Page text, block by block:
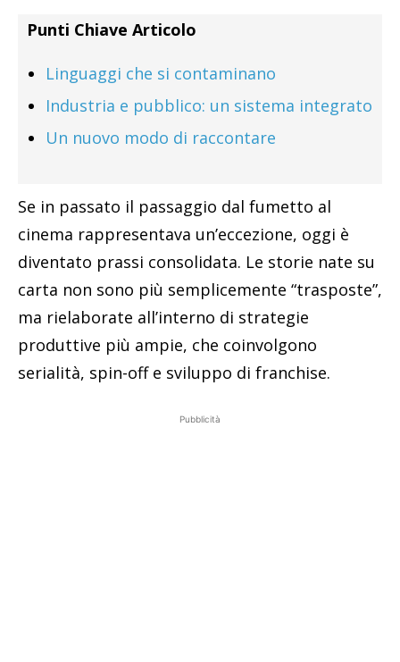
Punti Chiave Articolo
Linguaggi che si contaminano
Industria e pubblico: un sistema integrato
Un nuovo modo di raccontare
Se in passato il passaggio dal fumetto al
cinema rappresentava un’eccezione, oggi è
diventato prassi consolidata. Le storie nate su
carta non sono più semplicemente “trasposte”,
ma rielaborate all’interno di strategie
produttive più ampie, che coinvolgono
serialità, spin-off e sviluppo di franchise.
Pubblicità